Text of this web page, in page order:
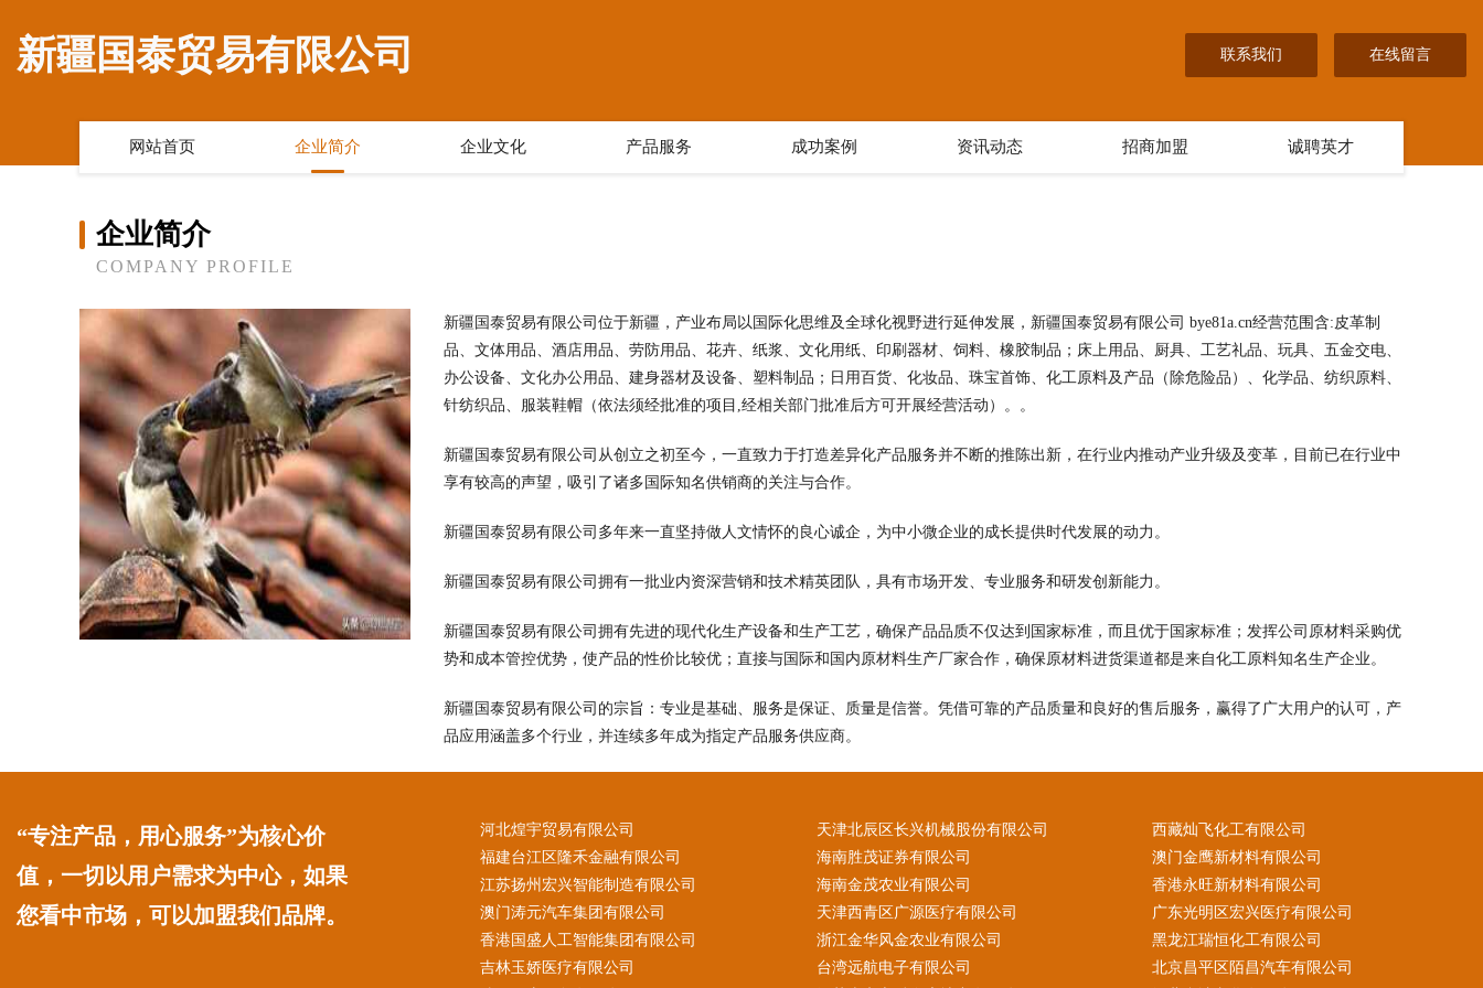
新疆国泰贸易有限公司 联系我们 在线留言
网站首页 企业简介 企业文化 产品服务 成功案例 资讯动态 招商加盟 诚聘英才
企业简介
COMPANY PROFILE
新疆国泰贸易有限公司位于新疆，产业布局以国际化思维及全球化视野进行延伸发展，新疆国泰贸易有限公司 bye81a.cn经营范围含:皮革制
品、文体用品、酒店用品、劳防用品、花卉、纸浆、文化用纸、印刷器材、饲料、橡胶制品；床上用品、厨具、工艺礼品、玩具、五金交电、
办公设备、文化办公用品、建身器材及设备、塑料制品；日用百货、化妆品、珠宝首饰、化工原料及产品（除危险品）、化学品、纺织原料、
针纺织品、服装鞋帽（依法须经批准的项目,经相关部门批准后方可开展经营活动）。。
新疆国泰贸易有限公司从创立之初至今，一直致力于打造差异化产品服务并不断的推陈出新，在行业内推动产业升级及变革，目前已在行业中
享有较高的声望，吸引了诸多国际知名供销商的关注与合作。
新疆国泰贸易有限公司多年来一直坚持做人文情怀的良心诚企，为中小微企业的成长提供时代发展的动力。
新疆国泰贸易有限公司拥有一批业内资深营销和技术精英团队，具有市场开发、专业服务和研发创新能力。
新疆国泰贸易有限公司拥有先进的现代化生产设备和生产工艺，确保产品品质不仅达到国家标准，而且优于国家标准；发挥公司原材料采购优
势和成本管控优势，使产品的性价比较优；直接与国际和国内原材料生产厂家合作，确保原材料进货渠道都是来自化工原料知名生产企业。
新疆国泰贸易有限公司的宗旨：专业是基础、服务是保证、质量是信誉。凭借可靠的产品质量和良好的售后服务，赢得了广大用户的认可，产
品应用涵盖多个行业，并连续多年成为指定产品服务供应商。
“专注产品，用心服务”为核心价
值，一切以用户需求为中心，如果
您看中市场，可以加盟我们品牌。
河北煌宇贸易有限公司 天津北辰区长兴机械股份有限公司
西藏灿飞化工有限公司
福建台江区隆禾金融有限公司
海南胜茂证券有限公司
澳门金鹰新材料有限公司
江苏扬州宏兴智能制造有限公司
海南金茂农业有限公司
香港永旺新材料有限公司
澳门涛元汽车集团有限公司
天津西青区广源医疗有限公司
广东光明区宏兴医疗有限公司
香港国盛人工智能集团有限公司
浙江金华风金农业有限公司
黑龙江瑞恒化工有限公司
吉林玉娇医疗有限公司
台湾远航电子有限公司
北京昌平区陌昌汽车有限公司